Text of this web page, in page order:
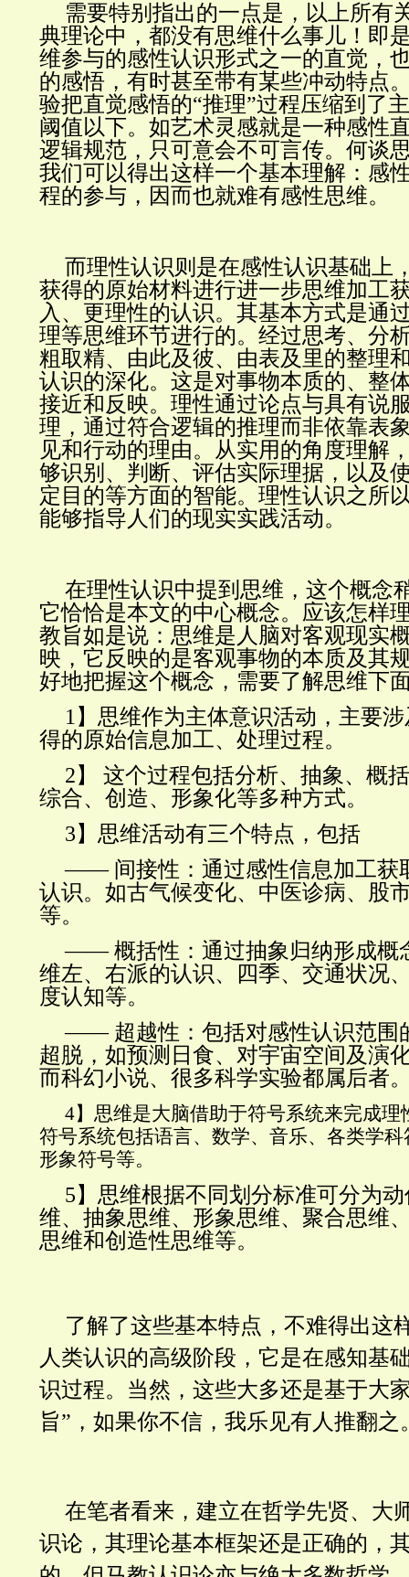
需要特别指出的一点是，以上所有
典理论中，都没有思维什么事儿！即
维参与的感性认识形式之一的直觉，
的感悟，有时甚至带有某些冲动特点
验把直觉感悟的“推理”过程压缩到了
阈值以下。如艺术灵感就是一种感性
逻辑规范，只可意会不可言传。何谈
我们可以得出这样一个基本理解：感
程的参与，因而也就难有感性思维。
而理性认识则是在感性认识基础上
获得的原始材料进行进一步思维加工
入、更理性的认识。其基本方式是通
理等思维环节进行的。经过思考、分
粗取精、由此及彼、由表及里的整理
认识的深化。这是对事物本质的、整
接近和反映。理性通过论点与具有说
理，通过符合逻辑的推理而非依靠表
见和行动的理由。从实用的角度理解
够识别、判断、评估实际理据，以及
定目的等方面的智能。理性认识之所
能够指导人们的现实实践活动。
在理性认识中提到思维，这个概念
它恰恰是本文的中心概念。应该怎样
教旨如是说：思维是人脑对客观现实
映，它反映的是客观事物的本质及其
好地把握这个概念，需要了解思维下
1】思维作为主体意识活动，主要
得的原始信息加工、处理过程。
2】 这个过程包括分析、抽象、概
综合、创造、形象化等多种方式。
3】思维活动有三个特点，包括
—— 间接性：通过感性信息加工获
认识。如古气候变化、中医诊病、股
等。
—— 概括性：通过抽象归纳形成概
维左、右派的认识、四季、交通状况
度认知等。
—— 超越性：包括对感性认识范围
超脱，如预测日食、对宇宙空间及演
而科幻小说、很多科学实验都属后者
4】思维是大脑借助于符号系统来完成理
符号系统包括语言、数学、音乐、各类学
形象符号等。
5】思维根据不同划分标准可分为
维、抽象思维、形象思维、聚合思维
思维和创造性思维等。
了解了这些基本特点，不难得出这
人类认识的高级阶段，它是在感知基
识过程。当然，这些大多还是基于大
旨”，如果你不信，我乐见有人推翻之
在笔者看来，建立在哲学先贤、大
识论，其理论基本框架还是正确的，